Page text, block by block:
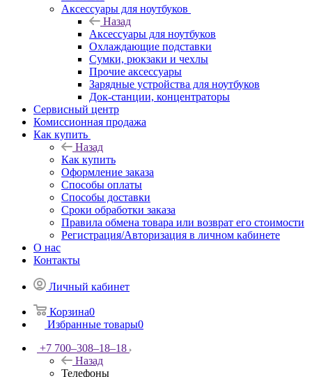
Аксессуары для ноутбуков
Назад
Аксессуары для ноутбуков
Охлаждающие подставки
Сумки, рюкзаки и чехлы
Прочие аксессуары
Зарядные устройства для ноутбуков
Док-станции, концентраторы
Сервисный центр
Комиссионная продажа
Как купить
Назад
Как купить
Оформление заказа
Способы оплаты
Способы доставки
Сроки обработки заказа
Правила обмена товара или возврат его стоимости
Регистрация/Авторизация в личном кабинете
О нас
Контакты
Личный кабинет
Корзина0
Избранные товары0
+7 700‒308‒18‒18
Назад
Телефоны